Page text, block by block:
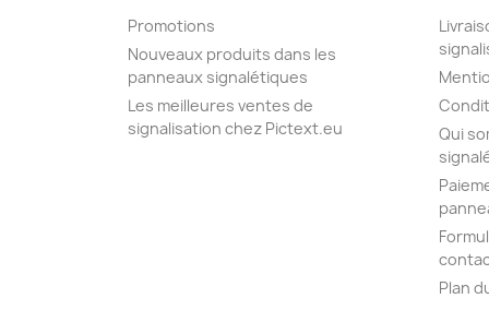
Promotions
Nouveaux produits dans les
panneaux signalétiques
Les meilleures ventes de
signalisation chez Pictext.eu
Qui
Plan